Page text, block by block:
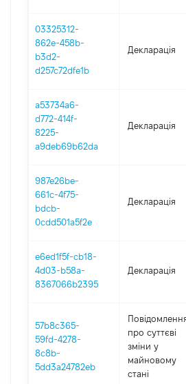
03325312-
862e-458b-
b3d2-
d257c72dfe1b
Декларація
a53734a6-
d772-414f-
8225-
a9deb69b62da
Декларація
987e26be-
661c-4f75-
bdcb-
0cdd501a5f2e
Декларація
e6ed1f5f-cb18-
4d03-b58a-
8367066b2395
Декларація
57b8c365-
59fd-4278-
8c8b-
5dd3a24782eb
про суттєві
зміни y
майновому
стані